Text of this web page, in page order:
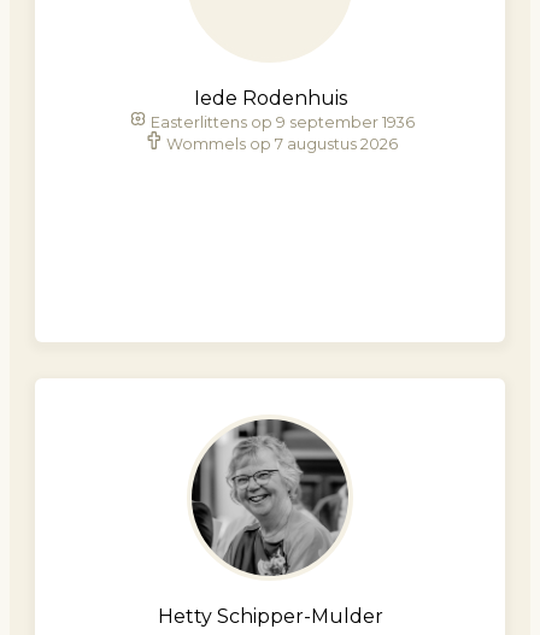
Iede Rodenhuis
Easterlittens op 9 september 1936
Wommels op 7 augustus 2026
Hetty Schipper-Mulder